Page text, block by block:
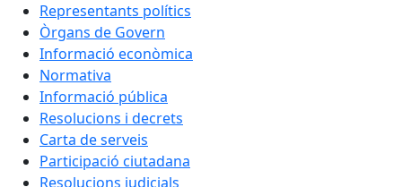
Representants polítics
Òrgans de Govern
Informació econòmica
Normativa
Informació pública
Resolucions i decrets
Carta de serveis
Participació ciutadana
Resolucions judicials